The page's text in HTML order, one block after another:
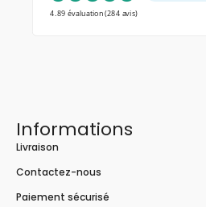
4.89 évaluation(284 avis)
Informations
Livraison
Contactez-nous
Paiement sécurisé